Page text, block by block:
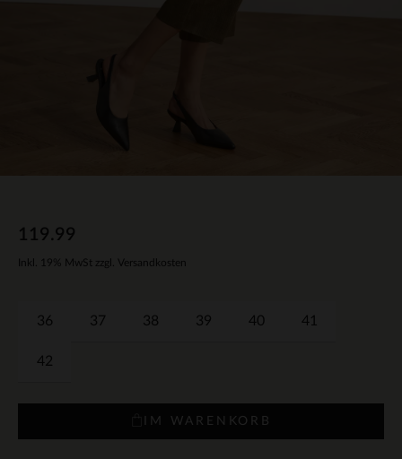
119.99
Inkl. 19% MwSt zzgl. Versandkosten
36 37 38 39 40 41
42
IM WARENKORB